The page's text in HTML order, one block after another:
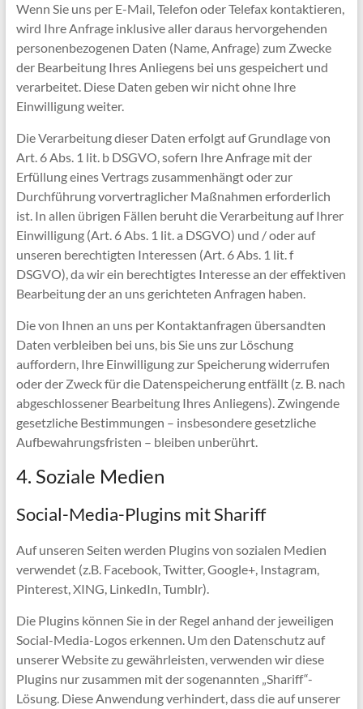
Wenn Sie uns per E-Mail, Telefon oder Telefax kontaktieren,
wird Ihre Anfrage inklusive aller daraus hervorgehenden
personenbezogenen Daten (Name, Anfrage) zum Zwecke
der Bearbeitung Ihres Anliegens bei uns gespeichert und
verarbeitet. Diese Daten geben wir nicht ohne Ihre
Einwilligung weiter.
Die Verarbeitung dieser Daten erfolgt auf Grundlage von
Art. 6 Abs. 1 lit. b DSGVO, sofern Ihre Anfrage mit der
Erfüllung eines Vertrags zusammenhängt oder zur
Durchführung vorvertraglicher Maßnahmen erforderlich
ist. In allen übrigen Fällen beruht die Verarbeitung auf Ihrer
Einwilligung (Art. 6 Abs. 1 lit. a DSGVO) und / oder auf
unseren berechtigten Interessen (Art. 6 Abs. 1 lit. f
DSGVO), da wir ein berechtigtes Interesse an der effektiven
Bearbeitung der an uns gerichteten Anfragen haben.
Die von Ihnen an uns per Kontaktanfragen übersandten
Daten verbleiben bei uns, bis Sie uns zur Löschung
auffordern, Ihre Einwilligung zur Speicherung widerrufen
oder der Zweck für die Datenspeicherung entfällt (z. B. nach
abgeschlossener Bearbeitung Ihres Anliegens). Zwingende
gesetzliche Bestimmungen – insbesondere gesetzliche
Aufbewahrungsfristen – bleiben unberührt.
4. Soziale Medien
Social-Media-Plugins mit Shariff
Auf unseren Seiten werden Plugins von sozialen Medien
verwendet (z.B. Facebook, Twitter, Google+, Instagram,
Pinterest, XING, LinkedIn, Tumblr).
Die Plugins können Sie in der Regel anhand der jeweiligen
Social-Media-Logos erkennen. Um den Datenschutz auf
unserer Website zu gewährleisten, verwenden wir diese
Plugins nur zusammen mit der sogenannten „Shariff“-
Lösung. Diese Anwendung verhindert, dass die auf unserer